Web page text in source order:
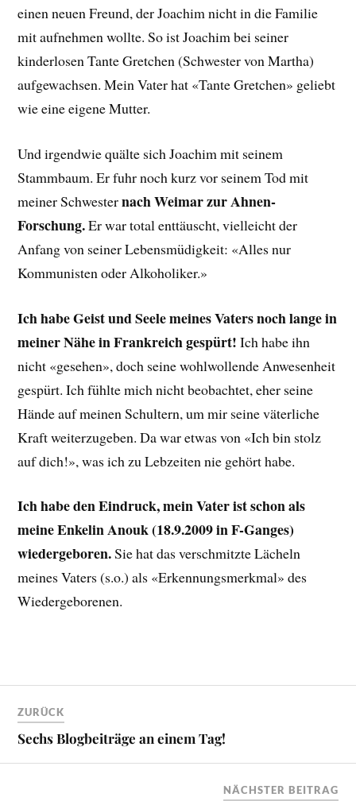
einen neuen Freund, der Joachim nicht in die Familie
mit aufnehmen wollte. So ist Joachim bei seiner
kinderlosen Tante Gretchen (Schwester von Martha)
aufgewachsen. Mein Vater hat «Tante Gretchen» geliebt
wie eine eigene Mutter.
Und irgendwie quälte sich Joachim mit seinem
Stammbaum. Er fuhr noch kurz vor seinem Tod mit
meiner Schwesternach Weimar zur Ahnen-
Forschung.Er war total enttäuscht, vielleicht der
Anfang von seiner Lebensmüdigkeit: «Alles nur
Kommunisten oder Alkoholiker.»
Ich habe Geist und Seele meines Vaters noch lange in
meiner Nähe in Frankreich gespürt!Ich habe ihn
nicht «gesehen», doch seine wohlwollende Anwesenheit
gespürt. Ich fühlte mich nicht beobachtet, eher seine
Hände auf meinen Schultern, um mir seine väterliche
Kraft weiterzugeben. Da war etwas von «Ich bin stolz
auf dich!», was ich zu Lebzeiten nie gehört habe.
Ich habe den Eindruck, mein Vater ist schon als
meine Enkelin Anouk (18.9.2009 in F-Ganges)
wiedergeboren.Sie hat das verschmitzte Lächeln
meines Vaters (s.o.) als «Erkennungsmerkmal» des
Wiedergeborenen.
ZURÜCK
Sechs Blogbeiträge an einem Tag!
NÄCHSTER BEITRAG